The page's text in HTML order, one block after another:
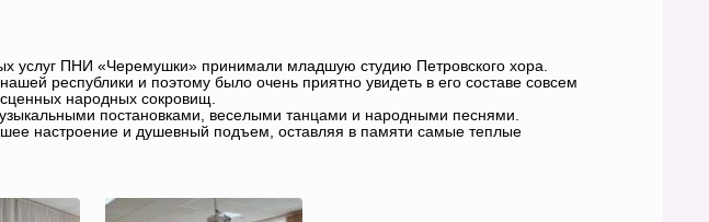
услуг ПНИ «Черемушки» принимали младшую студию Петровского хора.
республики и поэтому было очень приятно увидеть в его составе совсем
народных сокровищ.
постановками, веселыми танцами и народными песнями.
настроение и душевный подъем, оставляя в памяти самые теплые